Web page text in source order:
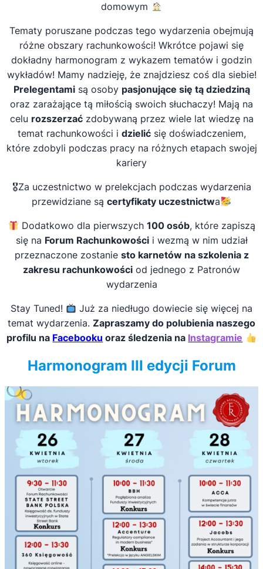
domowym
Tematy poruszane podczas tego wydarzenia obejmują
różne obszary rachunkowości! Wkrótce pojawi się
dokładny harmonogram z wykazem tematów i godzin
wykładów! Mamy nadzieję, że znajdziesz coś dla siebie!
Prelegentamisą osoby pasjonujące się tą dziedziną
oraz zarażające tą miłością swoich słuchaczy! Mają na
celu rozszerzaćzdobywaną przez wiele lat wiedzę na
temat rachunkowości i dzielićsię doświadczeniem,
które zdobyli podczas pracy na różnych etapach swojej
kariery
🎖Za uczestnictwo w prelekcjach podczas wydarzenia
przewidziane sącertyfikaty uczestnictwa
Dodatkowo dla pierwszych 100 osób, które zapiszą
się na Forum Rachunkowościi wezmą w nim udział
przeznaczone zostanie sto karnetów na szkolenia z
zakresu rachunkowości od jednego z Patronów
wydarzenia
Stay Tuned!
Już za niedługo dowiecie się więcej na
temat wydarzenia. Zapraszamy do polubienia naszego
profilu na Facebooku oraz śledzenia na Instagramie
Harmonogram III edycji Forum